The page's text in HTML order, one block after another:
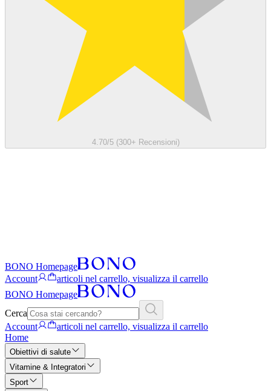
4.70/5 (300+ Recensioni)
BONO Homepage
Account
articoli nel carrello, visualizza il carrello
BONO Homepage
Cerca
Account
articoli nel carrello, visualizza il carrello
Home
Obiettivi di salute
Vitamine & Integratori
Sport